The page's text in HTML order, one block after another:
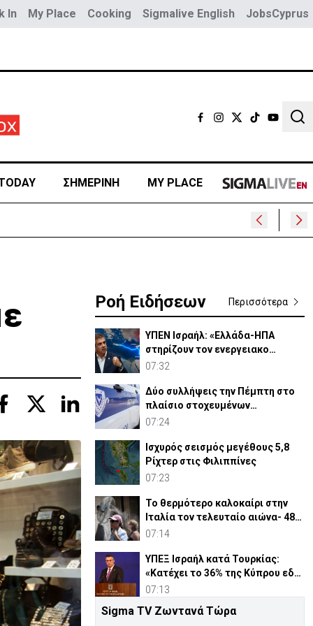
In My Place Cooking Sigmalive English JobsCyprus
ΣΗΜΕΡΙΝΗ MY PLACE
Ροή Ειδήσεων Περισσότερα
ΥΠΕΝ Ισραήλ: «Ελλάδα-ΗΠΑ
στηρίζουν τον ενεργειακο
διάδρομο - Πιέζει η Τουρκία»
07:32
Δύο συλλήψεις την Πέμπτη στο
πλαίσιο στοχευμένων
επιχειρήσεων αστυνόμευσης
07:24
Ισχυρός σεισμός μεγέθους 5,8
Ρίχτερ στις Φιλιππίνες
07:23
Το θερμότερο καλοκαίρι στην
Ιταλία τον τελευταίο αιώνα- 48
βαθμοί στη Νάπολι
07:14
ΥΠΕΞ Ισραήλ κατά Τουρκίας:
«Κατέχει το 36% της Κύπρου εδώ
και μισό αιώνα»
07:13
Ο Τραμπ «κόβει» τη χορήγηση
Sigma TV Ζωντανά Τώρα